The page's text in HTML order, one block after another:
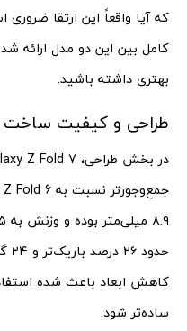
که آیا واقعاً این ارتقا
کامل بین این دو مدل ارائه
بهتری داشته باشید.
طراحی و کیفیت ساخت
کاهش ابعاد باعث شده
ساده‌تر شود.